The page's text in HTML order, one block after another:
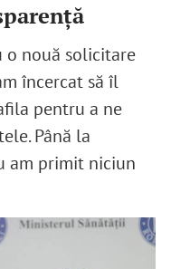
o nouă solicitare
încercat să îl
pentru a ne
. Până la
am primit niciun